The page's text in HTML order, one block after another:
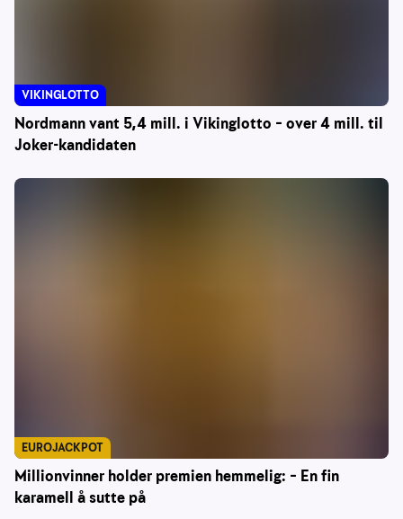
Nordmann vant 5,4 mill. i Vikinglotto – over 4 mill. til
Joker-kandidaten
VIKINGLOTTO
Millionvinner holder premien hemmelig: – En fin
karamell å sutte på
EUROJACKPOT